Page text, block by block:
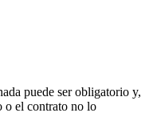
puede ser obligatorio y,
o el contrato no lo